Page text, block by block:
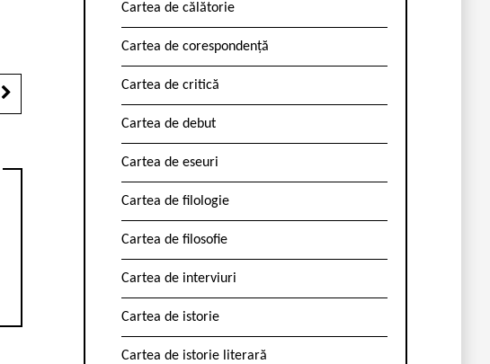
Cartea de călătorie
Cartea de corespondență
Cartea de critică
Cartea de debut
Cartea de eseuri
Cartea de filologie
Cartea de filosofie
Cartea de interviuri
Cartea de istorie
Cartea de istorie literară